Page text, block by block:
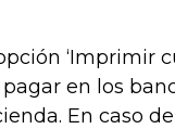
‘Imprimir
en los
En caso